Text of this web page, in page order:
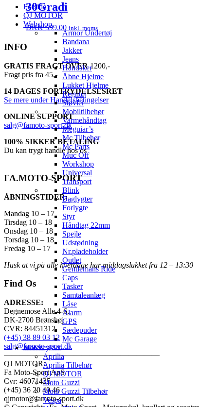
Forside
QJ MOTOR
Webshop
Armor Undertøj
Bandana
Jakker
Jeans
Handsker
Åbne Hjelme
Lukket Hjelme
Regntøj
Støvler
Mobiltilbehør
Varmehåndtag
Meguiar’s
Mc Tilbehør
Mc Parts
Muc Off
Workshop
Universal
Transport
Blink
Baglygter
Forlygte
Styr
Håndtag 22mm
Spejle
Udstødning
Nr.pladeholder
Outlet
Gentlemans Ride
Caps
Tasker
Samtaleanlæg
Låse
Alarm
GPS
Sædepuder
Mc Garage
Motorcykler
Aprilia
Aprilia Tilbehør
QJ MOTOR
Moto Guzzi
Moto Guzzi Tilbehør
Vespa
30Gradi
DKK599.00 inkl. moms
INFO
GRATIS FRAGT OVER1200,-
Fragt pris fra 45,-
14 DAGES FORTRYDELSESRET
Se mere under Handelsbetingelser
ONLINE SUPPORT
salg@famoto-sport.dk
100% SIKKER BETALING
Du kan trygt handle hos os
FA.MOTO-SPORT
ÅBNINGSTIDER:
Mandag 10 – 17
Tirsdag 10 – 18
Onsdag 10 – 18
Torsdag 10 – 18
Fredag 10 – 17
Husk at vi på alle hverdage har middagslukket fra 12 – 13:30
Find Os
ADRESSE:
Degnemose Alle 4-6,
DK-2700 Brønshøj
CVR: 84451312
(+45) 38 89 03 12
salg@famoto-sport.dk
————————————————————
QJ MOTOR:
Fa Moto-Sport ApS
Cvr: 46071425
(+45) 36 20 40 46
qjmotor@famoto-sport.dk